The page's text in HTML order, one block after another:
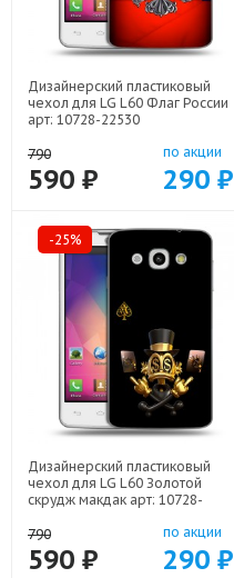
Дизайнерский пластиковый
чехол для LG L60 Флаг России
арт: 10728-22530
790
590 ₽
по акции
290 ₽
-25%
Дизайнерский пластиковый
чехол для LG L60 Золотой
скрудж макдак арт: 10728-
790
590 ₽
по акции
290 ₽